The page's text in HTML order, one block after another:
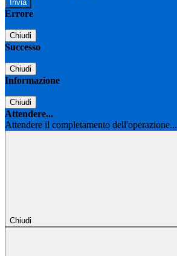
Errore
Chiudi
Successo
Chiudi
Informazione
Chiudi
Attendere...
Attendere il completamento dell'operazione...
Chiudi